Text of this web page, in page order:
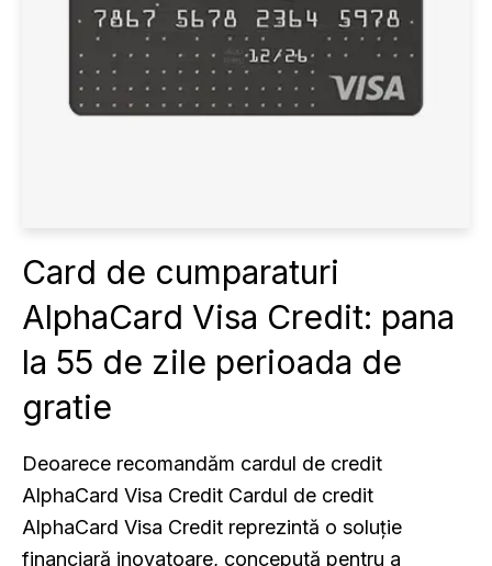
Card de cumparaturi
AlphaCard Visa Credit: pana
la 55 de zile perioada de
gratie
Deoarece recomandăm cardul de credit
AlphaCard Visa Credit Cardul de credit
AlphaCard Visa Credit reprezintă o soluție
financiară inovatoare, concepută pentru a